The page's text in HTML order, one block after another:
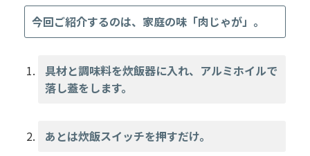
今回ご紹介するのは、家庭の味「肉じゃが」。
具材と調味料を炊飯器に入れ、アルミホイルで
落し蓋をします。
あとは炊飯スイッチを押すだけ。